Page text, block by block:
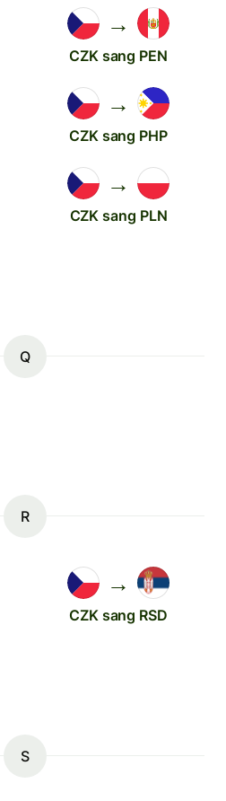
→
CZK sang PEN
→
CZK sang PHP
→
CZK sang PLN
Q
R
→
CZK sang RSD
S